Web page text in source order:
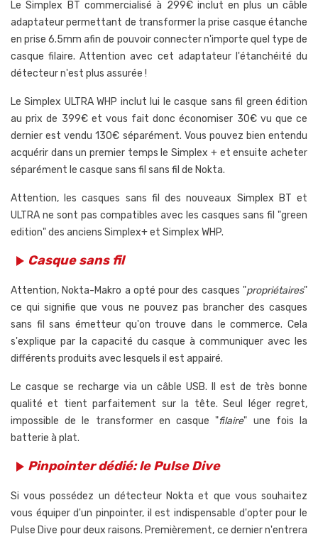
Le Simplex BT commercialisé à 299€ inclut en plus un câble
adaptateur permettant de transformer la prise casque étanche
en prise 6.5mm afin de pouvoir connecter n'importe quel type de
casque filaire. Attention avec cet adaptateur l'étanchéité du
détecteur n'est plus assurée !
Le Simplex ULTRA WHP inclut lui le casque sans fil green édition
au prix de 399€ et vous fait donc économiser 30€ vu que ce
dernier est vendu 130€ séparément. Vous pouvez bien entendu
acquérir dans un premier temps le Simplex + et ensuite acheter
séparément le casque sans fil sans fil de Nokta.
Attention, les casques sans fil des nouveaux Simplex BT et
ULTRA ne sont pas compatibles avec les casques sans fil "green
edition" des anciens Simplex+ et Simplex WHP.
play_arrow Casque sans fil
Attention, Nokta-Makro a opté pour des casques "propriétaires"
ce qui signifie que vous ne pouvez pas brancher des casques
sans fil sans émetteur qu'on trouve dans le commerce. Cela
s'explique par la capacité du casque à communiquer avec les
différents produits avec lesquels il est appairé.
Le casque se recharge via un câble USB. Il est de très bonne
qualité et tient parfaitement sur la tête. Seul léger regret,
impossible de le transformer en casque "filaire" une fois la
batterie à plat.
play_arrow Pinpointer dédié: le Pulse Dive
Si vous possédez un détecteur Nokta et que vous souhaitez
vous équiper d'un pinpointer, il est indispensable d'opter pour le
Pulse Dive pour deux raisons. Premièrement, ce dernier n'entrera